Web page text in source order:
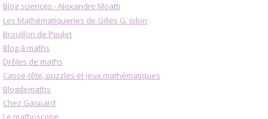
Blog sciences - Alexandre Moatti
Les Mathématiqueries de Gilles G. Jobin
Brouillon de Poulet
Blog à maths
Drôles de maths
Casse-tête, puzzles et jeux mathématiques
Blogdemaths
Chez Gaspard